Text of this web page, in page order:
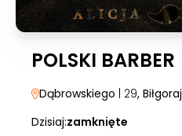
POLSKI BARBER
Dąbrowskiego | 29, Biłgoraj
Dzisiaj:zamknięte